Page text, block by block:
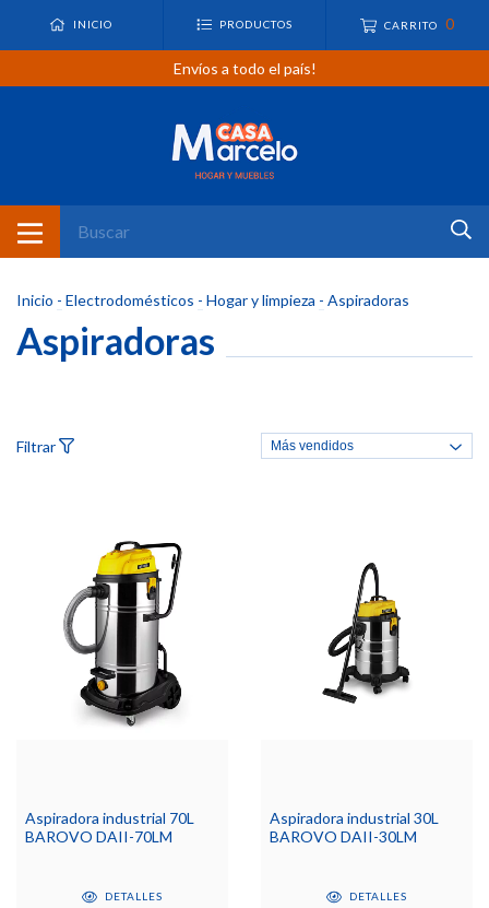
INICIO PRODUCTOS CARRITO 0
Envíos a todo el país!
Inicio - Electrodomésticos - Hogar y limpieza - Aspiradoras
Aspiradoras
Filtrar
Aspiradora industrial 70L
BAROVO DAII-70LM
DETALLES
Aspiradora industrial 30L
BAROVO DAII-30LM
DETALLES